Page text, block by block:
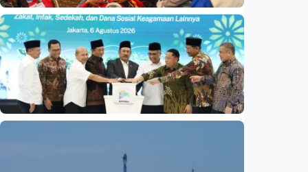
Nasional
Basarnas akhiri operasi SAR KM Mutiara
Sentosa 2
Indonesia•06 Aug 2026
Satu data ZIS dan dana sosial keagamaan